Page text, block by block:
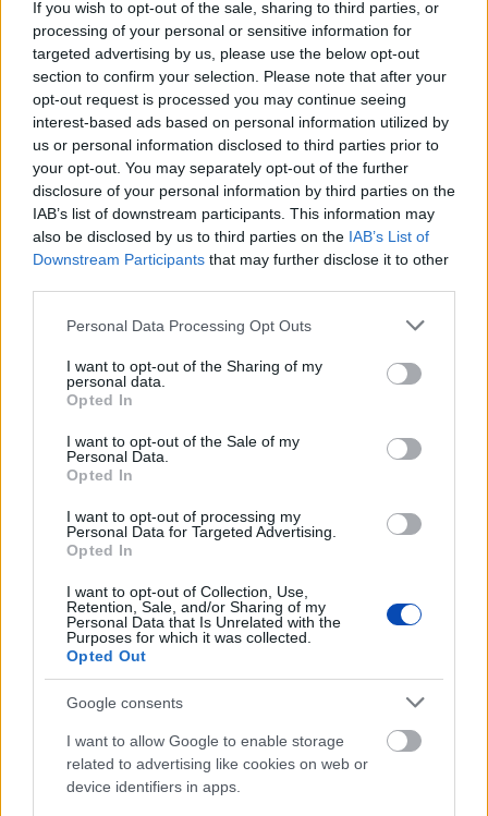
If you wish to opt-out of the sale, sharing to third parties, or
processing of your personal or sensitive information for
targeted advertising by us, please use the below opt-out
section to confirm your selection. Please note that after your
opt-out request is processed you may continue seeing
interest-based ads based on personal information utilized by
us or personal information disclosed to third parties prior to
your opt-out. You may separately opt-out of the further
disclosure of your personal information by third parties on the
IAB’s list of downstream participants. This information may
also be disclosed by us to third parties on the IAB’s List of
Downstream Participants that may further disclose it to other
Please note that this website/app uses one or more Google
not limited to your visit or usage behaviour. You may click to
grant or deny consent to Google and its third-party tags to
use your data for below specified purposes in below Google
consent section.
Personal Data Processing Opt Outs
I want to opt-out of the Sharing of my
personal data.
Opted In
I want to opt-out of the Sale of my
Personal Data.
Opted In
I want to opt-out of processing my
Personal Data for Targeted Advertising.
Opted In
I want to opt-out of Collection, Use,
Retention, Sale, and/or Sharing of my
Personal Data that Is Unrelated with the
Purposes for which it was collected.
Opted Out
Google consents
I want to allow Google to enable storage
related to advertising like cookies on web or
device identifiers in apps.
Az új Audi Q6 e-tron – győri
elektromotorral (GALÉRIA)
Nincs több találgatás, Prigozsin a
halottak között
felvonó Pakisztán mentőakció
HOZZÁSZÓLÁSOK
Kérjük a kommentelőket, hogy tartózkodjanak az
olyan kommentek megírásától, melyek mások
személyiségi jogait sérthetik. Egyben felhívjuk
címeket a rendszer elraktározza.
SZÓRAKOZÁS
KVÍZ: Ki született Mikszáthfalván?
BŰNÜGY ÉS BALESET
Egy bolgár kamionos mágnessel manipulálta